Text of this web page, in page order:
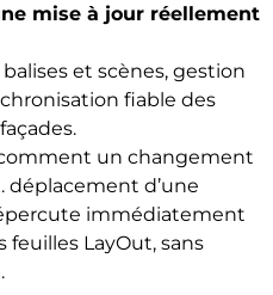
mise à jour réellement
et scènes, gestion
fiable des
un changement
déplacement d’une
immédiatement
feuilles LayOut, sans